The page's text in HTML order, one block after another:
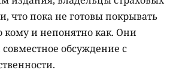
что пока не готовы покрывать
кому и непонятно как. Они
обсуждение с